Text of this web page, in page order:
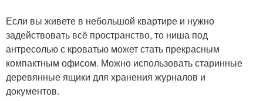
Если вы живете в небольшой квартире и нужно
задействовать всё пространство, то ниша под
антресолью с кроватью может стать прекрасным
компактным офисом. Можно использовать старинные
деревянные ящики для хранения журналов и
документов.